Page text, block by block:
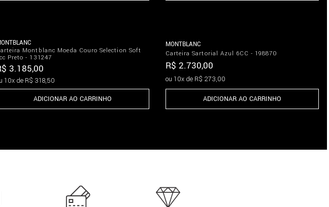
Montblanc Moeda Couro Selection Soft
Preto - 131247
3.185,00
10x de R$ 318,50
ADICIONAR AO CARRINHO
MONTBLANC
Carteira Sartorial Azul 6CC - 198870
R$ 2.730,00
ou 10x de R$ 273,00
ADICIONAR AO CARRINHO